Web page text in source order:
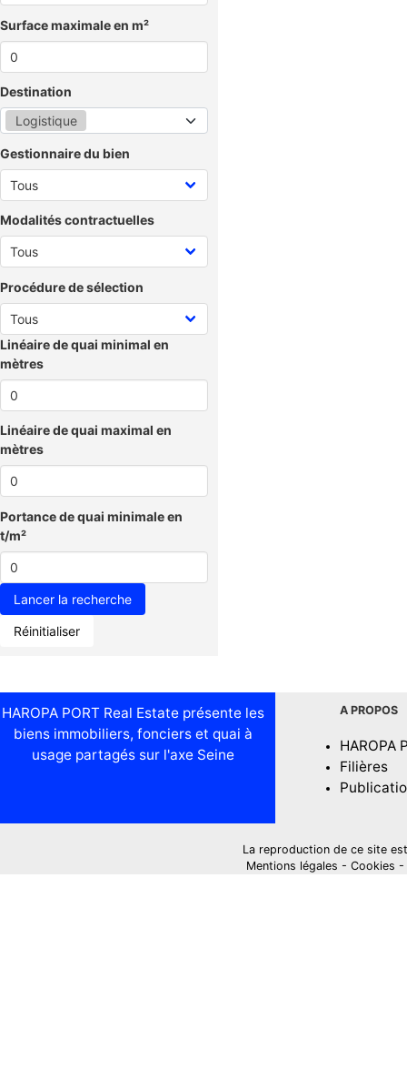
Surface maximale en m²
Destination
Logistique
Gestionnaire du bien
Modalités contractuelles
Procédure de sélection
Linéaire de quai minimal en
mètres
Linéaire de quai maximal en
mètres
Portance de quai minimale en
t/m²
Réinitialiser
HAROPA PORT Real Estate présente les
biens immobiliers, fonciers et quai à
usage partagés sur l'axe Seine
A PROPOS
HAROPA
Filières
La reproduction de ce site
Mentions légales - Cookies -